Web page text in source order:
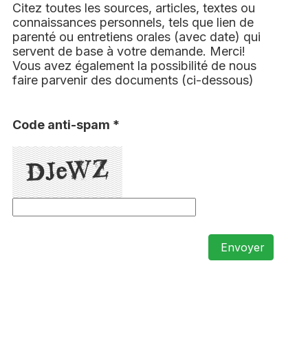
Citez toutes les sources, articles, textes ou
connaissances personnels, tels que lien de
parenté ou entretiens orales (avec date) qui
servent de base à votre demande. Merci!
Vous avez également la possibilité de nous
faire parvenir des documents (ci-dessous)
Code anti-spam *
Envoyer